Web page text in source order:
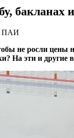
бакланах
ПАИ
не росли цены
На эти и другие